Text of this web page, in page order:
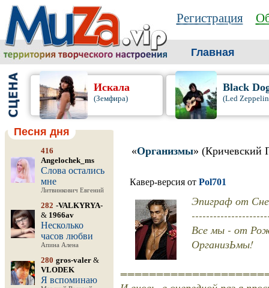
Регистрация
Главная
Искала
(Земфира)
Black
(Led
Песня дня
416
Angelochek_ms
Слова остались
мне
Литвинкович Евгений
282 -VALKYRYA-
& 1966av
Несколько
часов любви
Апина Алена
280 gros-valer &
VLODEK
Я вспоминаю
«Организмы» (Кричевский
Кавер-версия от Pol701
Эпиграф от
Все мы - от
ОрганизЬмы!